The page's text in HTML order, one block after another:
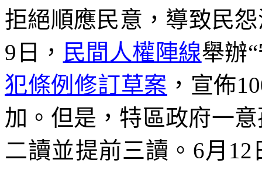
拒絕順應民意，導致民
9 日， 民間人權陣線舉辦“
犯條例修訂草案 ，宣佈
加。但是，特區政府一
二讀並提前三讀。 6月 12